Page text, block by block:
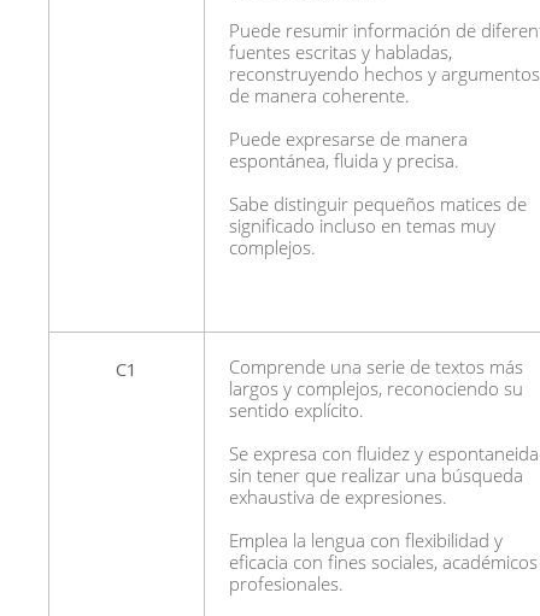
Puede resumir información de
fuentes escritas y habladas,
reconstruyendo hechos y argumentos
de manera coherente.
Puede expresarse de manera
espontánea, fluida y precisa.
Sabe distinguir pequeños matices de
significado incluso en temas muy
complejos.
C1
Comprende una serie de textos más
largos y complejos, reconociendo su
sentido explícito.
Se expresa con fluidez y
sin tener que realizar una búsqueda
exhaustiva de expresiones.
Emplea la lengua con flexibilidad y
eficacia con fines sociales,
profesionales.